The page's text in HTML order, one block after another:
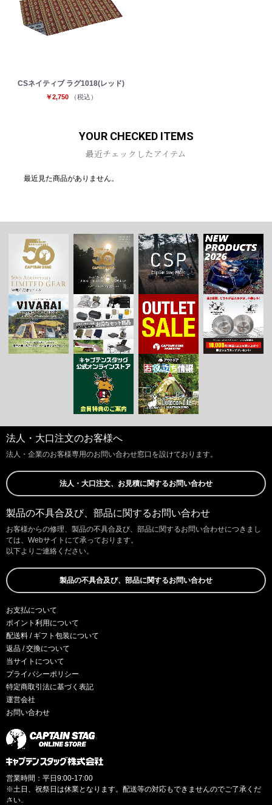
CSネイティブ ラグ1018(レッド)
￥2,750 （税込）
YOUR CHECKED ITEMS
最近チェックしたアイテム
最近見た商品がありません。
法人・大口注文のお客様へ
法人・企業のお客様専用のお問い合わせ窓口を設けております。
法人・大口注文、お見積に関するお問い合わせ
製品の不具合及び、部品に関するお問い合わせ
お客様からの修理、製品の不具合及び、部品に関するお問い合わせにつきまし
ては、Webサイトにて承っております。
以下よりご連絡ください。
製品の不具合及び、部品に関するお問い合わせ
お支払について
ポイント利用について
配送料 / ギフト包装について
返品 / 交換について
当サイトについて
プライバシーポリシー
特定商取引法に基づく表記
運営会社
お問い合わせ
営業時間：平日9:00-17:00
※土日、祝祭日は休業となります。配送等の対応もできませんのでご了承くだ
さい。